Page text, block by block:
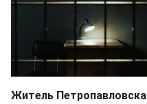
Житель Петропавловска